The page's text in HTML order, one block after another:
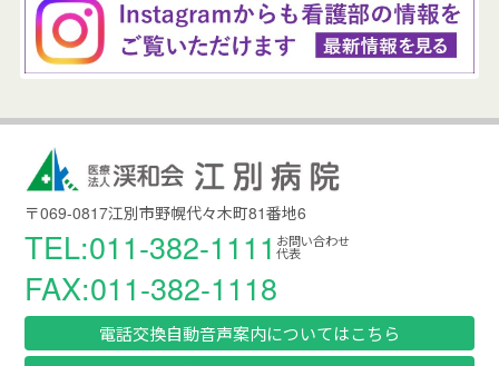
〒069-0817江別市野幌代々木町81番地6
TEL:011-382-1111お問い合わせ
代表
FAX:011-382-1118
電話交換自動音声案内についてはこちら